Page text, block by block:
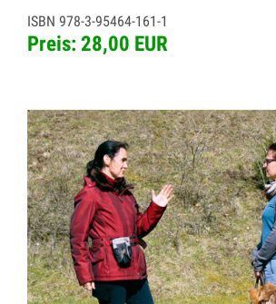
ISBN 978-3-95464-161-1
Preis: 28,00 EUR